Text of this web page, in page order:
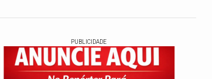
PUBLICIDADE